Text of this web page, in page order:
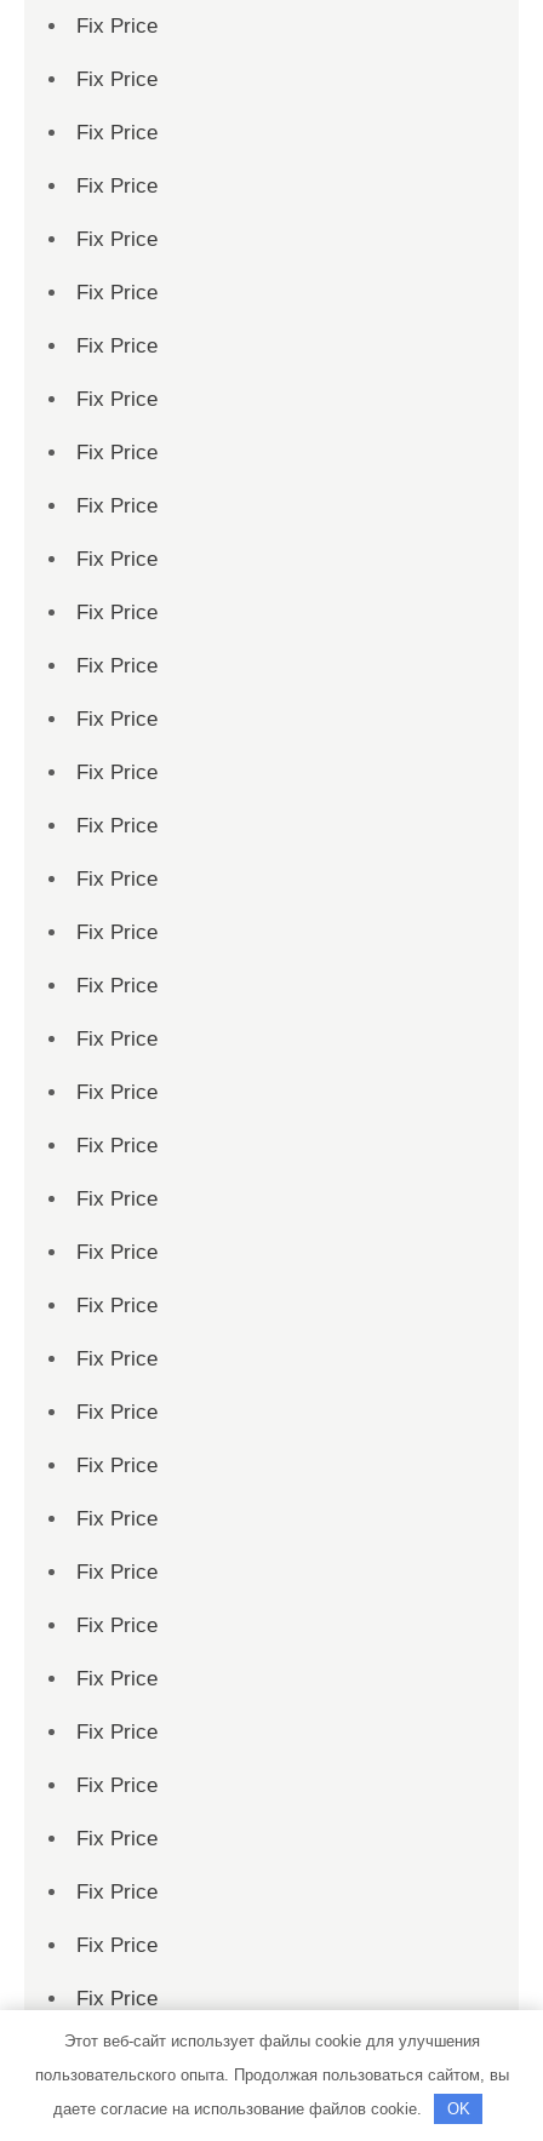
Fix Price
Fix Price
Fix Price
Fix Price
Fix Price
Fix Price
Fix Price
Fix Price
Fix Price
Fix Price
Fix Price
Fix Price
Fix Price
Fix Price
Fix Price
Fix Price
Fix Price
Fix Price
Fix Price
Fix Price
Fix Price
Fix Price
Fix Price
Fix Price
Fix Price
Fix Price
Fix Price
Fix Price
Fix Price
Fix Price
Fix Price
Fix Price
Fix Price
Fix Price
Fix Price
Fix Price
Fix Price
Fix Price
Fix Price
Fix Price
Этот веб-сайт использует файлы cookie для улучшения
пользовательского опыта. Продолжая пользоваться сайтом, вы
даете согласие на использование файлов cookie.
OK